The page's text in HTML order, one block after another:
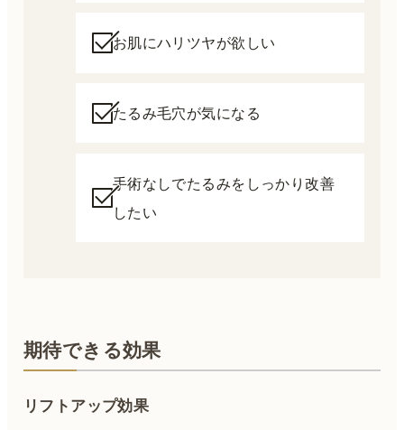
お肌にハリツヤが欲しい
たるみ毛穴が気になる
手術なしでたるみをしっかり改善
したい
期待できる効果
リフトアップ効果